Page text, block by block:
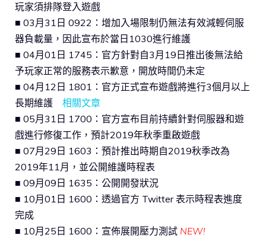
玩家須排隊登入遊戲
■ 03月31日 0922：增加入場限制仍無法有效減輕伺服
器負載量，因此宣布於當日1030進行維護
■ 04月01日 1745：官方針對自3月19日推出後無法給
予玩家正常的服務表示歉意，開放時間仍未定
■ 04月12日 1801：官方正式宣布遊戲將進行3個月以上
長期維護 相關文章
■ 05月31日 1700：官方宣布目前持續針對伺服器和遊
戲進行修復工作，預計2019年秋季重啟遊戲
■ 07月29日 1603：預計推出時期自2019秋季改為
2019年11月，並公開維護時程表
■ 09月09日 1635：公開開發狀況
■ 10月01日 1600：透過官方 Twitter 表示時程表進度
完成
■ 10月25日 1600：宣佈展開壓力測試 NEW!